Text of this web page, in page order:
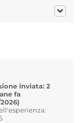
inviata: 2
fa